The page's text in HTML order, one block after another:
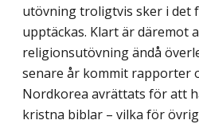
utövning troligtvis sker i det
upptäckas. Klart är däremot
religionsutövning ändå
senare år kommit rapporter
Nordkorea avrättats för att
kristna biblar – vilka för